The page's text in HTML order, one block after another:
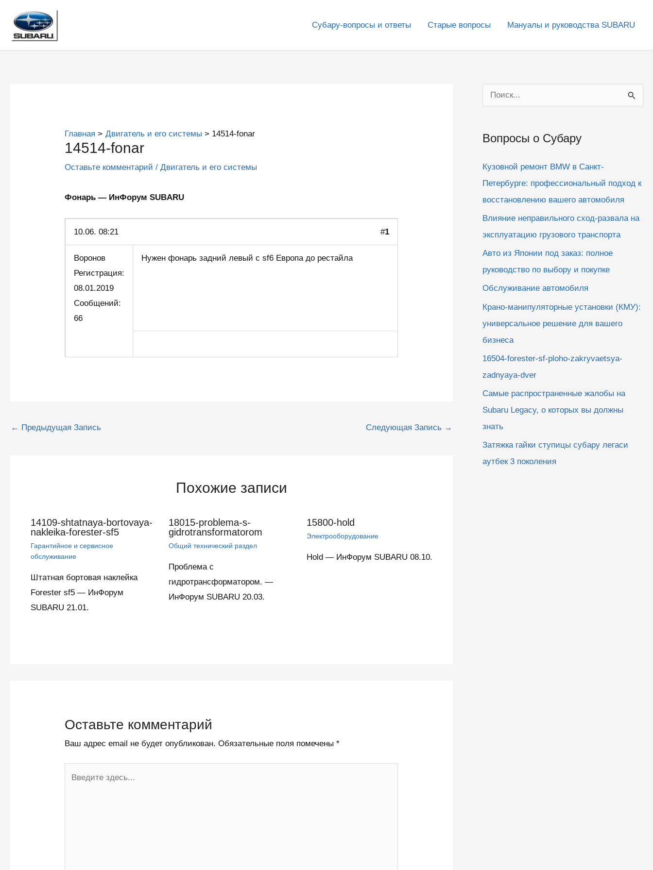
содержимому
Субару-вопросы и ответы Старые вопросы Мануалы и руководства SUBARU
Главная Двигатель и его системы 14514-fonar
14514-fonar
Оставьте комментарий /Двигатель и его системы
Фонарь — ИнФорум SUBARU
10.06. 08:21 #1
Воронов
Регистрация:
08.01.2019
Сообщений:
66
Нужен фонарь задний левый с sf6 Европа до рестайла
Навигация
← Предыдущая Запись Следующая Запись →
Похожие записи
14109-shtatnaya-bortovaya-
nakleika-forester-sf5
Гарантийное и сервисное
обслуживание
Штатная бортовая наклейка
Forester sf5 — ИнФорум
SUBARU 21.01.
18015-problema-s-
gidrotransformatorom
Общий технический раздел
Проблема с
гидротрансформатором. —
ИнФорум SUBARU 20.03.
15800-hold
Электрооборудование
Hold — ИнФорум SUBARU 08.10.
Оставьте комментарий
Ваш адрес email не будет опубликован. Обязательные поля помечены*
о
с
Вопросы о Субару
Кузовной ремонт BMW в Санкт-
Петербурге: профессиональный подход к
восстановлению вашего автомобиля
Влияние неправильного сход-развала на
эксплуатацию грузового транспорта
Авто из Японии под заказ: полное
руководство по выбору и покупке
Обслуживание автомобиля
Крано-манипуляторные установки (КМУ):
универсальное решение для вашего
бизнеса
16504-forester-sf-ploho-zakryvaetsya-
zadnyaya-dver
Самые распространенные жалобы на
Subaru Legacy, о которых вы должны
знать
Затяжка гайки ступицы субару легаси
аутбек 3 поколения